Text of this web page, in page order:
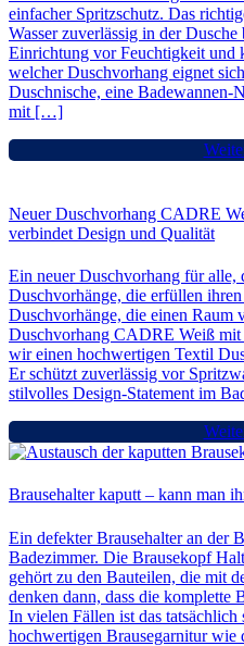
einfacher Spritzschutz. Das
Wasser zuverlässig in der
Einrichtung vor Feuchtigkeit und
welcher Duschvorhang eignet
Duschnische, eine Badewannen-
mit […]
Neuer Duschvorhang CADRE
verbindet Design und Qualität
Ein neuer Duschvorhang für alle,
Duschvorhänge, die erfüllen
Duschvorhänge, die einen Raum
Duschvorhang CADRE Weiß mit
wir einen hochwertigen Textil
Er schützt zuverlässig vor
stilvolles Design-Statement im
Brausehalter kaputt – kann man
Ein defekter Brausehalter an der
Badezimmer. Die Brausekopf
gehört zu den Bauteilen, die mit
denken dann, dass die komplette
In vielen Fällen ist das
hochwertigen Brausegarnitur